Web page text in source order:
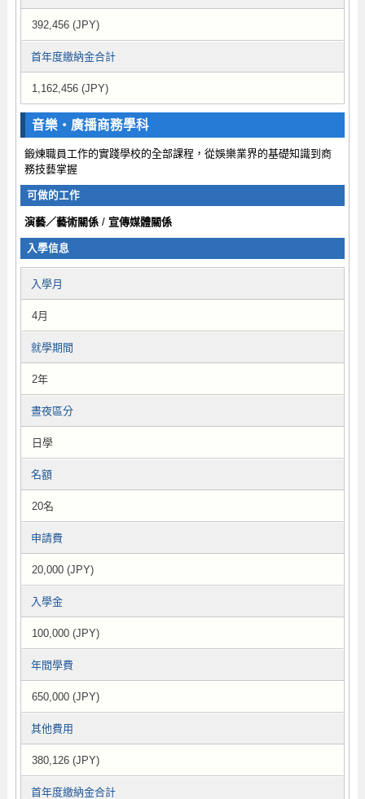
392,456 (JPY)
首年度繳納金合計
1,162,456 (JPY)
音樂・廣播商務學科
鍛煉職員工作的實踐學校的全部課程，從娛樂業界的基礎知識到商
務技藝掌握
可做的工作
演藝／藝術關係/ 宣傳媒體關係
入學信息
入學月
4月
就學期間
2年
晝夜區分
日學
名額
20名
申請費
20,000 (JPY)
入學金
100,000 (JPY)
年間學費
650,000 (JPY)
其他費用
380,126 (JPY)
首年度繳納金合計